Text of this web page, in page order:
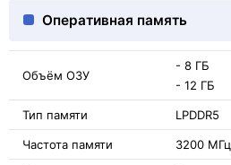
Оперативная память
Объём ОЗУ
- 8 ГБ
- 12 ГБ
Тип памяти LPDDR5
Частота памяти 3200 МГц